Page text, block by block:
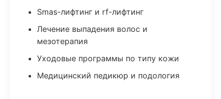
Smas-лифтинг и rf-лифтинг
Лечение выпадения волос и
мезотерапия
Уходовые программы по типу кожи
Медицинский педикюр и подология